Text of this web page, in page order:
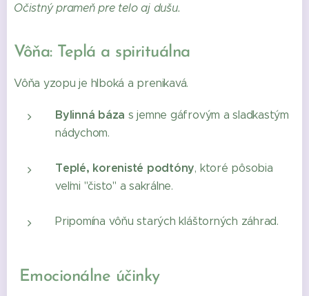
Očistný prameň pre telo aj dušu.
Vôňa: Teplá a spirituálna
Vôňa yzopu je hlboká a prenikavá.
Bylinná báza s jemne gáfrovým a sladkastým
nádychom.
Teplé, korenisté podtóny, ktoré pôsobia
veľmi "čisto" a sakrálne.
Pripomína vôňu starých kláštorných záhrad.
Emocionálne účinky